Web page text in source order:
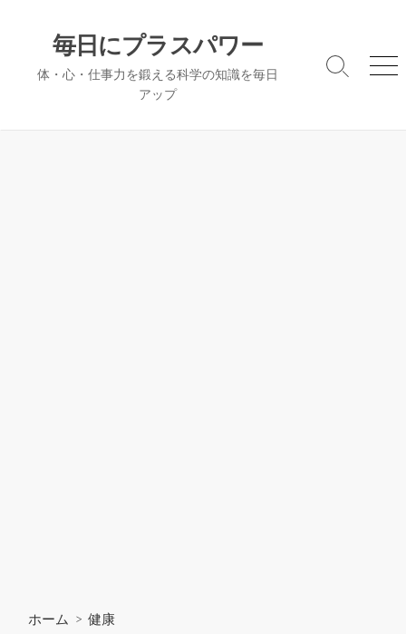
毎日にプラスパワー
体・心・仕事力を鍛える科学の知識を毎日
アップ
検
メ
ホーム > 健康